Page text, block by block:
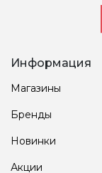
Информация
Магазины
Бренды
Новинки
Акции